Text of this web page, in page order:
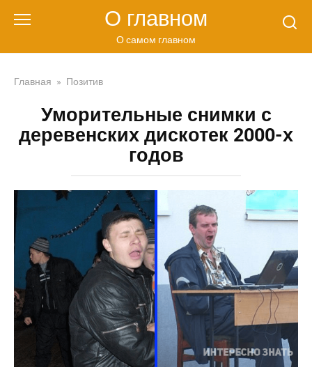
О главном
О самом главном
Главная » Позитив
Уморительные снимки с
деревенских дискотек 2000-х
годов